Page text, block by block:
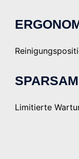
SPARSAM
Limitierte